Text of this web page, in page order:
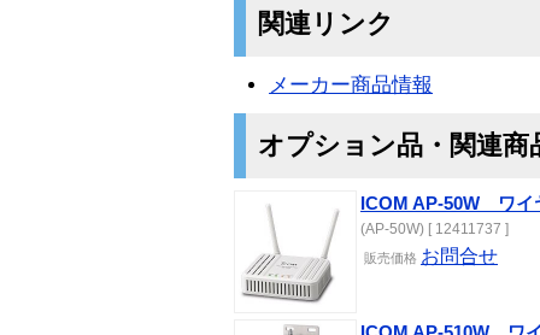
関連リンク
メーカー商品情報
オプション品・関連商
ICOM AP-50W ワイ
(AP-50W) [ 12411737 ]
販売価格 お問合せ